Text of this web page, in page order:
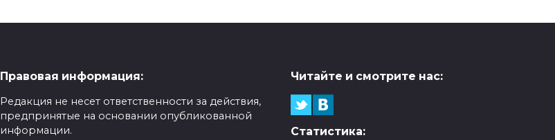
Правовая информация:
Редакция не несет ответственности за действия,
предпринятые на основании опубликованной
информации.
Читайте и смотрите нас:
Статистика: